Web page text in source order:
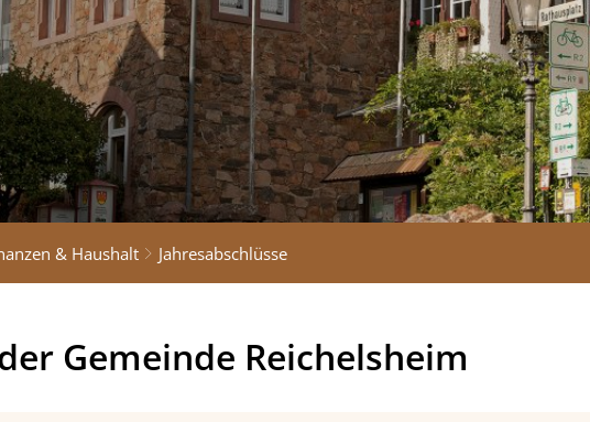
& Haushalt Jahresabschlüsse
Gemeinde Reichelsheim